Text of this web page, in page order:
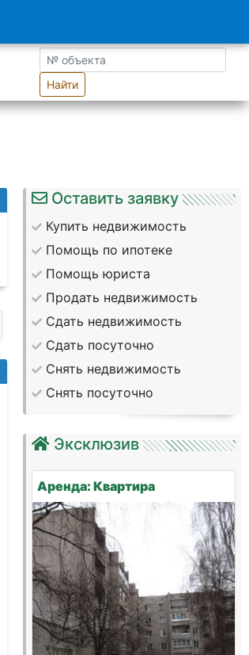
Найти
Оставить заявку
Купить недвижимость
Помощь по ипотеке
Помощь юриста
Продать недвижимость
Сдать недвижимость
Сдать посуточно
Снять недвижимость
Снять посуточно
Эксклюзив
Аренда: Квартира